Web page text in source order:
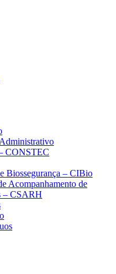
CONSTEC
Biossegurança – CIBio
Acompanhamento de
– CSARH